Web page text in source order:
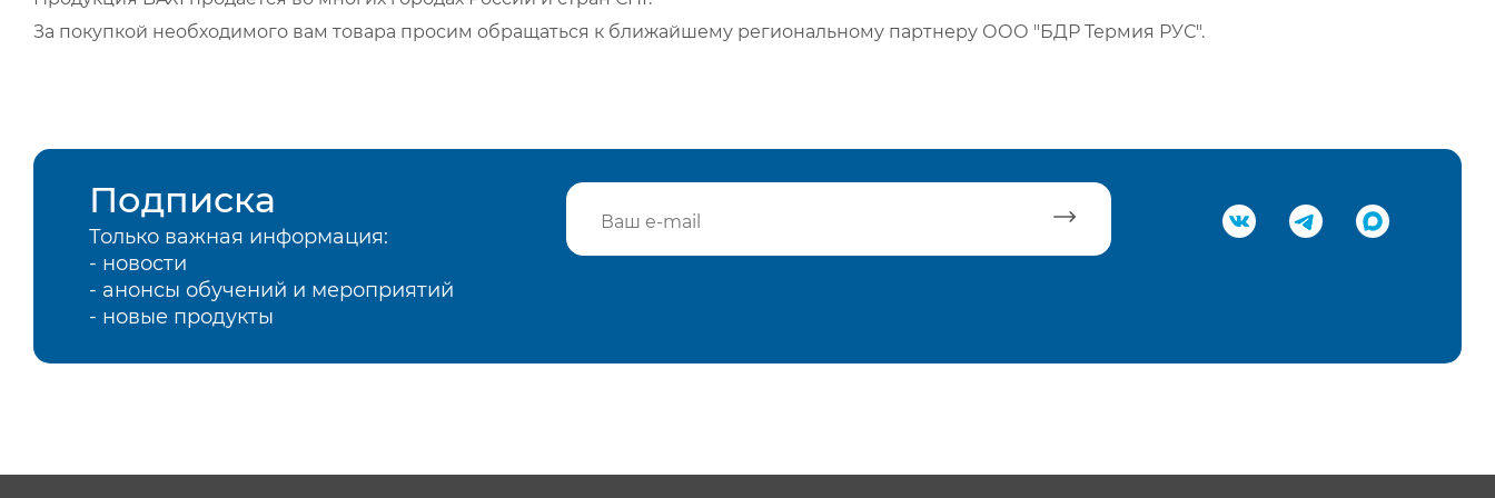
За покупкой необходимого вам товара просим обращаться к ближайшему региональному партнеру ООО "БДР Термия РУС".
Подписка
Только важная информация:
- новости
- анонсы обучений и мероприятий
- новые продукты